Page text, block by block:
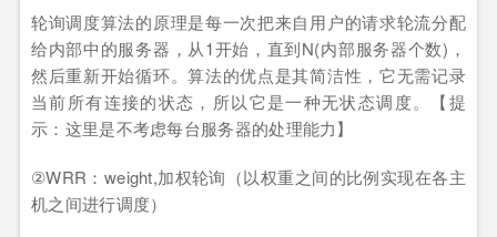
轮询调度算法的原理是每一次把来自用户的请求轮流分配
给内部中的服务器，从1开始，直到N(内部服务器个数)，
然后重新开始循环。算法的优点是其简洁性，它无需记录
当前所有连接的状态，所以它是一种无状态调度。【提
示：这里是不考虑每台服务器的处理能力】
②WRR：weight,加权轮询（以权重之间的比例实现在各主
机之间进行调度）